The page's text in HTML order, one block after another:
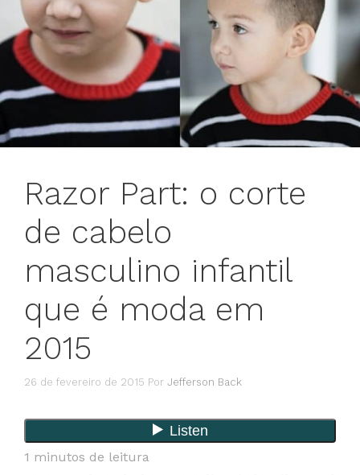
Razor Part: o corte
de cabelo
masculino infantil
que é moda em
2015
26 de fevereiro de 2015 Por Jefferson Back
1 minutos de leitura